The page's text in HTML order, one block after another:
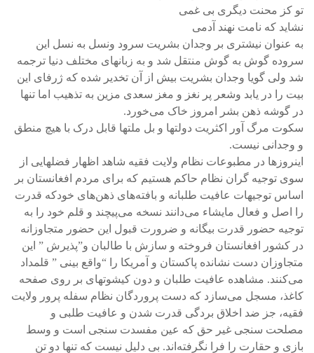
تو کز محنت دیگری بی غمی
نشاید که نامت نهند آدمی
به عنوان نیشتری بر وجدان بشریت سرود ونسل به نسل این
سروده گوش به گوش منتقل شد و به زبانهای مختلف دنیا ترجمه
شد ولی گویا وجدان بشریت بیش از آن تخدیر شده که ژرفای این
بیت را در یابد وشعر پر نغز و مغز سعدی مزین به تذهیب اما تنها
در گوشه ذهن بشر امروز خاک می‌خورد.
سکوت مرگ آور اکثریت دولتها و بل ملتها قابل درک با هیچ منطق
و وجدانی نیست.
اینروزها در مطبوعات نظام ولایت فقیه شاهد اظهار فضلهایی از
سوی توجیه گران نظام حاکم هستیم که برای مردم افغانستان بر
اساس توجیهات عافیت طلبانه و بافته‌های ذهن‌های خودکه قدرت
را اصل و فعال مایشاء می‌دانند نسخه می‌پیچند و قلم خود را به
توجیه حضور قدرت بیگانه و ضرورت قبول این حضور متجاوزانه
در کشور افغانستان فروخته و سازش با طالبان و”پذیرش ” این
متجاوزان دست نشانده پاکستان و آمریکا را “واقع بینی ” قلمداد
می‌کنند. مشاهده عافیت طلبان و دون کیشوتهای بر روی صفحه
کاغذ، مسجل می‌سازد که دست پروردگان نظام سفله پرور ولایت
فقیه، جز ضد اخلاق بردگی قدرت شدن و عافیت طلبی و
مصلحت سنجی غیر حق که عین مفسدت سنجی است و وسط
بازی و حقارت را فرا نگرفته‌اند. بی دلیل نیست که تنها دو تن